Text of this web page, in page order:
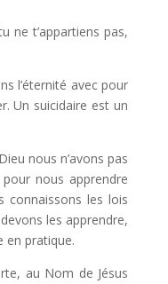
ne t’appartiens pas,
l’éternité avec pour
Un suicidaire est un
nous n’avons pas
nous apprendre
connaissons les lois
les apprendre,
en pratique.
au Nom de Jésus